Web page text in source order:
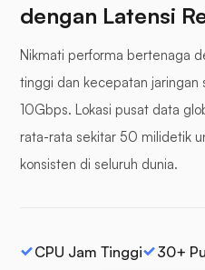
dengan Latensi
Nikmati performa bertenaga
tinggi dan kecepatan jaringan
10Gbps. Lokasi pusat data
rata-rata sekitar 50 milidetik
konsisten di seluruh dunia.
CPU Jam Tinggi
30+